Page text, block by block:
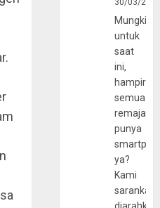
30/03/
Mungkin
untuk
saat
ini,
hampir
semua
remaja
punya
ya?
Kami
sarankan,